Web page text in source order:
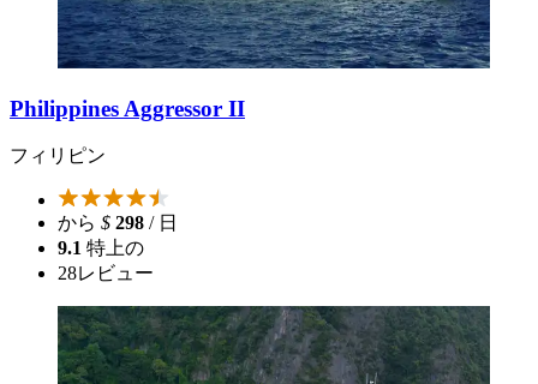
Philippines Aggressor II
フィリピン
から $ 298 / 日
9.1 特上の
28レビュー